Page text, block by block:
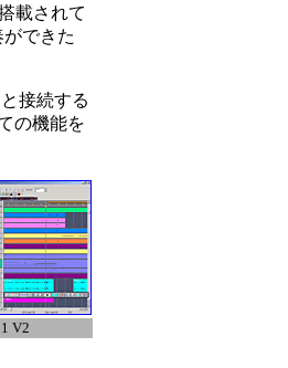
載されて
できた
接続する
の機能を
V2